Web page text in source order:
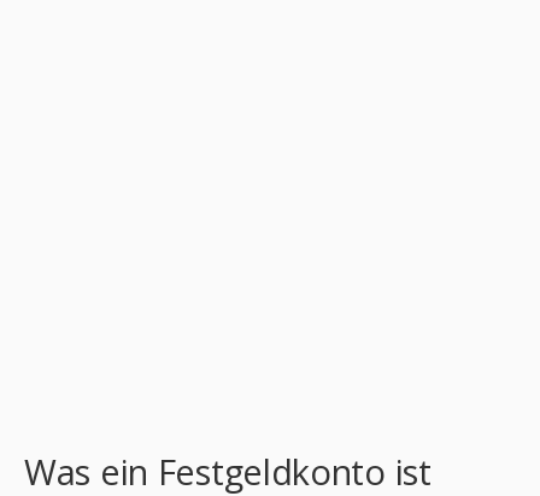
Was ein Festgeldkonto ist